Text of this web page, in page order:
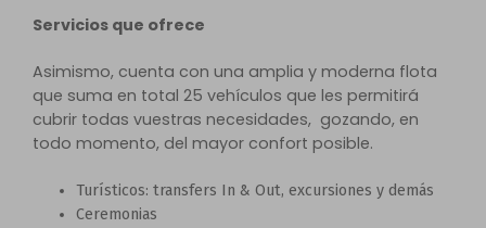
Servicios que ofrece
Asimismo, cuenta con una amplia y moderna flota
que suma en total 25 vehículos que les permitirá
cubrir todas vuestras necesidades, gozando, en
todo momento, del mayor confort posible.
Turísticos: transfers In & Out, excursiones y demás
Ceremonias